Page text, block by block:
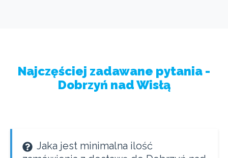
Najczęściej zadawane pytania -
Dobrzyń nad Wisłą
Jaka jest minimalna ilość